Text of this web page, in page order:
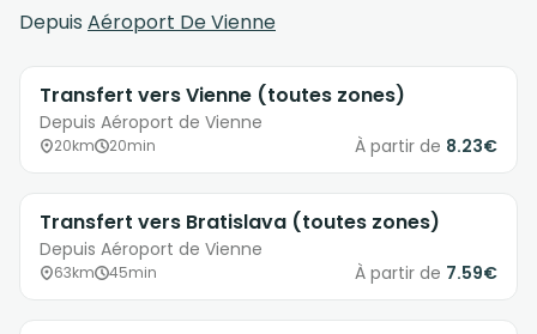
Depuis Aéroport De Vienne
Transfert vers Vienne (toutes zones)
Depuis Aéroport de Vienne
20km 20min À partir de 8.23€
Transfert vers Bratislava (toutes zones)
Depuis Aéroport de Vienne
63km 45min À partir de 7.59€